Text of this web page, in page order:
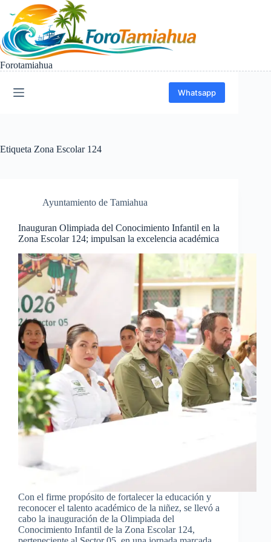
contenido
Forotamiahua
Whatsapp
Etiqueta Zona Escolar 124
Ayuntamiento de Tamiahua
Inauguran Olimpiada del Conocimiento Infantil en la
Zona Escolar 124; impulsan la excelencia académica
Con el firme propósito de fortalecer la educación y
reconocer el talento académico de la niñez, se llevó a
cabo la inauguración de la Olimpiada del
Conocimiento Infantil de la Zona Escolar 124,